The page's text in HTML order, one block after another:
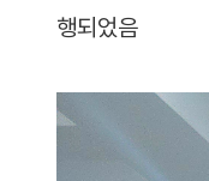
행되었음